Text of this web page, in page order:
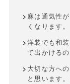
麻は通気性
くなります。
洋装でも和
て出かける
大切な方へ
と思います